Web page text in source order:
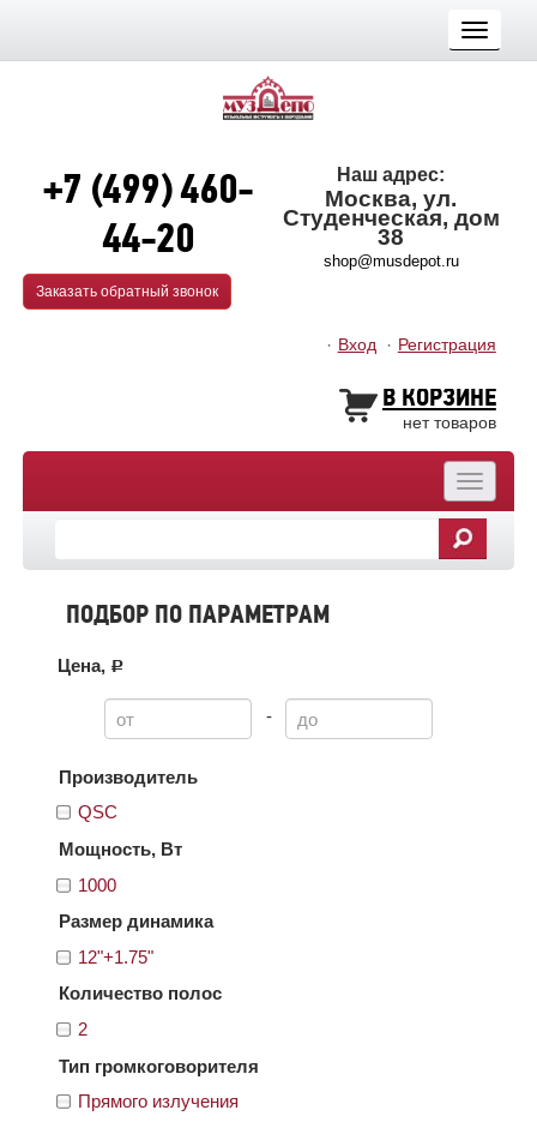
Toggle
+7 (499) 460-
44-20
Заказать обратный звонок
Наш адрес:
Москва, ул.
Студенческая, дом
38
shop@musdepot.ru
Вход Регистрация
В КОРЗИНЕ
нет товаров
Toggle
ПОДБОР ПО ПАРАМЕТРАМ
Цена, c
-
Производитель
QSC
Мощность, Вт
1000
Размер динамика
12"+1.75"
Количество полос
2
Тип громкоговорителя
Прямого излучения